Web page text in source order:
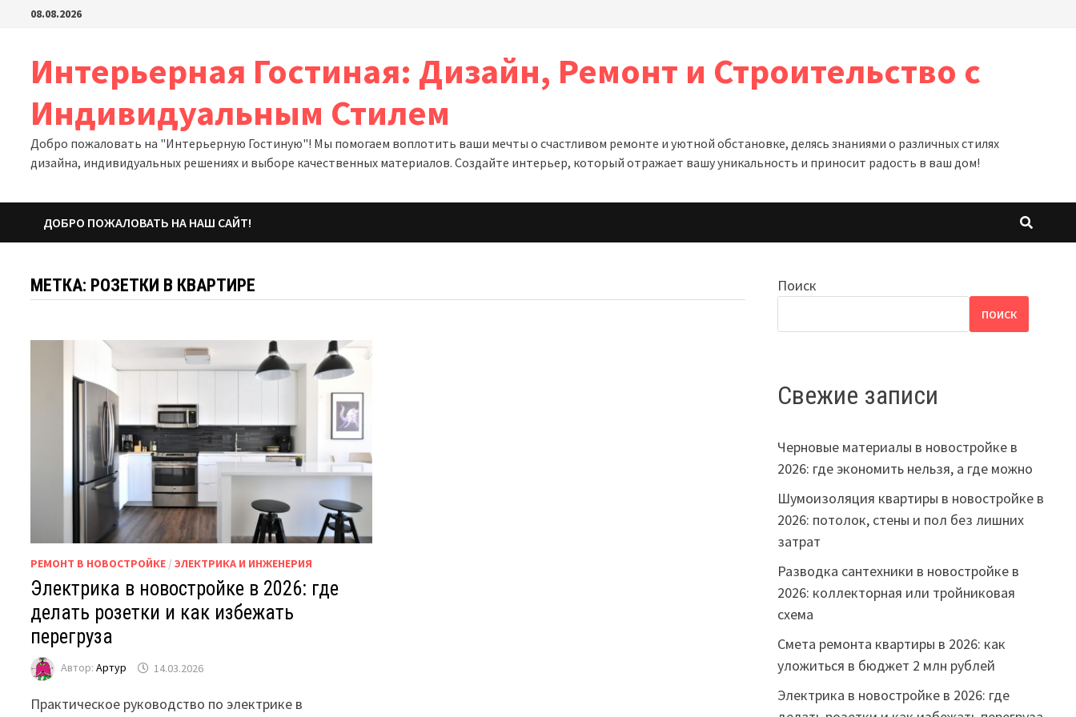
Перейти08.08.2026
Интерьерная Гостиная: Дизайн, Ремонт и Строительство с
Индивидуальным Стилем
Добро пожаловать на "Интерьерную Гостиную"! Мы помогаем воплотить ваши мечты о счастливом ремонте и уютной обстановке, делясь знаниями о различных стилях
дизайна, индивидуальных решениях и выборе качественных материалов. Создайте интерьер, который отражает вашу уникальность и приносит радость в ваш дом!
ДОБРО ПОЖАЛОВАТЬ НА НАШ САЙТ!
МЕТКА: РОЗЕТКИ В КВАРТИРЕ
РЕМОНТ В НОВОСТРОЙКЕ /ЭЛЕКТРИКА И ИНЖЕНЕРИЯ
Электрика в новостройке в 2026: где
делать розетки и как избежать
перегруза
Автор:Артур 14.03.2026
Практическое руководство по электрике в
Поиск
ПОИСК
Свежие записи
Черновые материалы в новостройке в
2026: где экономить нельзя, а где можно
Шумоизоляция квартиры в новостройке в
2026: потолок, стены и пол без лишних
затрат
Разводка сантехники в новостройке в
2026: коллекторная или тройниковая
схема
Смета ремонта квартиры в 2026: как
уложиться в бюджет 2 млн рублей
Электрика в новостройке в 2026: где